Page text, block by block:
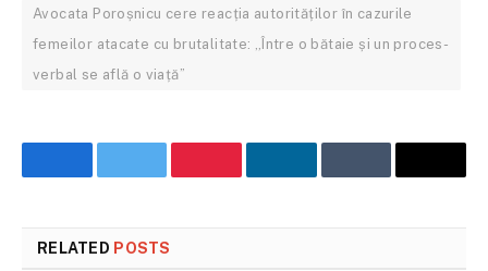
Avocata Poroșnicu cere reacția autorităților în cazurile
femeilor atacate cu brutalitate: „Între o bătaie și un proces-
verbal se află o viață”
FacebookTwitter PinterestLinkedInTumblr Email
RELATED POSTS